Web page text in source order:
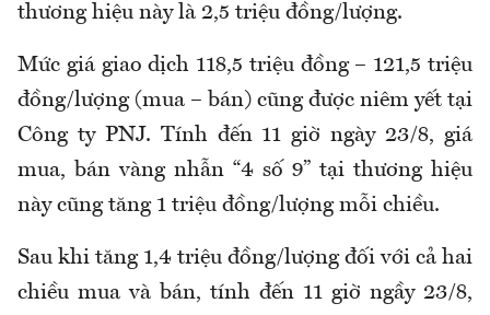
thương hiệu này là 2,5 triệu đồng/lượng.
Mức giá giao dịch 118,5 triệu đồng – 121,5 triệu
đồng/lượng (mua – bán) cũng được niêm yết tại
Công ty PNJ. Tính đến 11 giờ ngày 23/8, giá
mua, bán vàng nhẫn “4 số 9” tại thương hiệu
này cũng tăng 1 triệu đồng/lượng mỗi chiều.
Sau khi tăng 1,4 triệu đồng/lượng đối với cả hai
chiều mua và bán, tính đến 11 giờ ngầy 23/8,